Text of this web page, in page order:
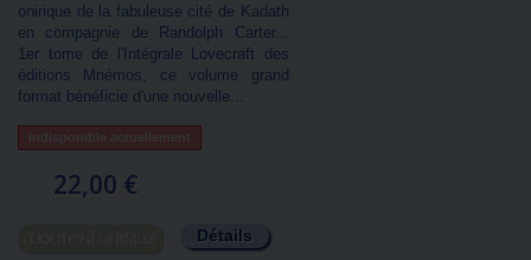
onirique de la fabuleuse cité de Kadath
en compagnie de Randolph Carter...
1er tome de l'Intégrale Lovecraft des
éditions Mnémos, ce volume grand
format bénéficie d'une nouvelle...
Indisponible actuellement
22,00 €
Détails